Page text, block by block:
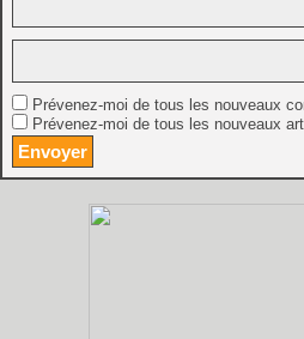
Prévenez-moi de tous les nouveaux
Prévenez-moi de tous les nouveaux